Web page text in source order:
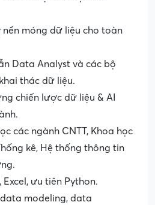
móng dữ liệu cho toàn
Data Analyst và các bộ
thác dữ liệu.
chiến lược dữ liệu & AI
các ngành CNTT, Khoa học
kê, Hệ thống thông tin
ưu tiên Python.
modeling, data